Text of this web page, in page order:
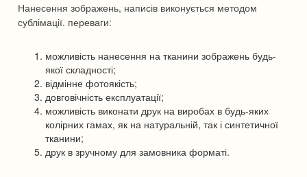
Нанесення зображень, написів виконується методом
сублімації. переваги:
можливість нанесення на тканини зображень будь-
якої складності;
відмінне фотоякість;
довговічність експлуатації;
можливість виконати друк на виробах в будь-яких
колірних гамах, як на натуральній, так і синтетичної
тканини;
друк в зручному для замовника форматі.